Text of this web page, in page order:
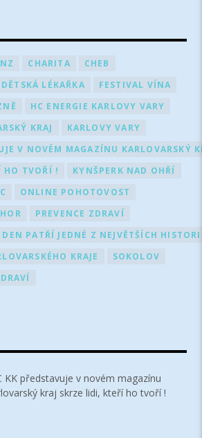
CHARITA
CHEB
DĚTSKÁ LÉKAŘKA
FESTIVAL VÍNA
HC ENERGIE KARLOVY VARY
KRAJ
KARLOVY VARY
V NOVÉM MAGAZÍNU KARLOVARSKÝ
HO TVOŘÍ !
KYNŠPERK NAD OHŘÍ
ONLINE POHOTOVOST
PREVENCE ZDRAVÍ
PATŘÍ JEDNÉ Z NEJVĚTŠÍCH
KRAJE
SOKOLOV
KK představuje v novém magazínu
kraj skrze lidi, kteří ho tvoří !